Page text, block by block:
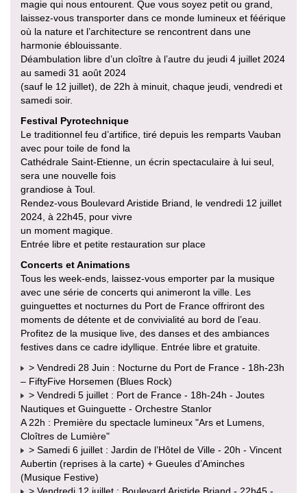
magie qui nous entourent. Que vous soyez petit ou grand,
laissez-vous transporter dans ce monde lumineux et féérique
où la nature et l’architecture se rencontrent dans une
harmonie éblouissante.
Déambulation libre d’un cloître à l’autre du jeudi 4 juillet 2024
au samedi 31 août 2024
(sauf le 12 juillet), de 22h à minuit, chaque jeudi, vendredi et
samedi soir.
Festival Pyrotechnique
Le traditionnel feu d’artifice, tiré depuis les remparts Vauban
avec pour toile de fond la
Cathédrale Saint-Etienne, un écrin spectaculaire à lui seul,
sera une nouvelle fois
grandiose à Toul.
Rendez-vous Boulevard Aristide Briand, le vendredi 12 juillet
2024, à 22h45, pour vivre
un moment magique.
Entrée libre et petite restauration sur place
Concerts et Animations
Tous les week-ends, laissez-vous emporter par la musique
avec une série de concerts qui animeront la ville. Les
guinguettes et nocturnes du Port de France offriront des
moments de détente et de convivialité au bord de l’eau.
Profitez de la musique live, des danses et des ambiances
festives dans ce cadre idyllique. Entrée libre et gratuite.
> Vendredi 28 Juin : Nocturne du Port de France - 18h-23h
– FiftyFive Horsemen (Blues Rock)
> Vendredi 5 juillet : Port de France - 18h-24h - Joutes
Nautiques et Guinguette - Orchestre Stanlor
A 22h : Première du spectacle lumineux "Ars et Lumens,
Cloîtres de Lumière"
> Samedi 6 juillet : Jardin de l’Hôtel de Ville - 20h - Vincent
Aubertin (reprises à la carte) + Gueules d’Aminches
(Musique Festive)